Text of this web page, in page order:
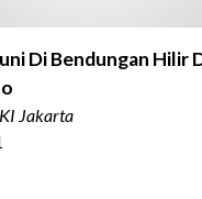
Di Bendungan Hilir
Jakarta